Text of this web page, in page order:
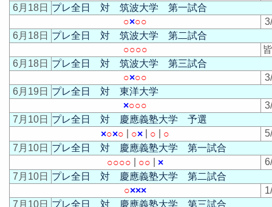
6月18日 プレ全日 対 筑波大学 第一試合
○×○○
6月18日 プレ全日 対 筑波大学 第二試合
○○○○
6月18日 プレ全日 対 筑波大学 第三試合
○×○○
6月19日 プレ全日 対 東洋大学
×○○○
7月10日 プレ全日 対 慶應義塾大学 予選
×○×○ ○× ○ ○
7月10日 プレ全日 対 慶應義塾大学 第一試合
○○○○ ○○ ×
7月10日 プレ全日 対 慶應義塾大学 第二試合
○×××
7月10日 プレ全日 対 慶應義塾大学 第三試合